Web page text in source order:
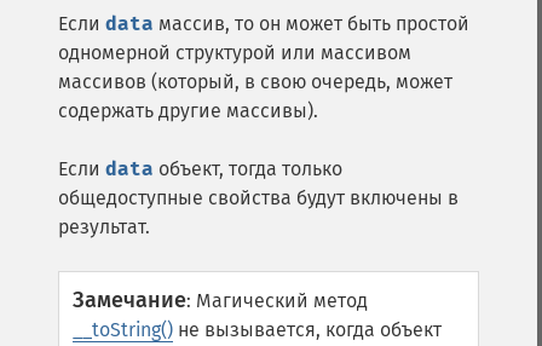
Если data массив, то он может быть простой
одномерной структурой или массивом
массивов (который, в свою очередь, может
содержать другие массивы).
Если data объект, тогда только
общедоступные свойства будут включены в
результат.
Замечание: Магический метод
__toString() не вызывается, когда объект